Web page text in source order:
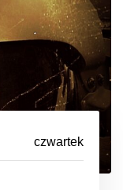
czwartek